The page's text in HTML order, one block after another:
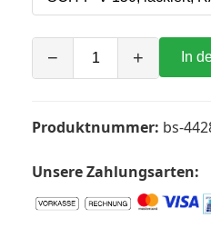
− + In
Produktnummer: bs-
Unsere Zahlungsarten: